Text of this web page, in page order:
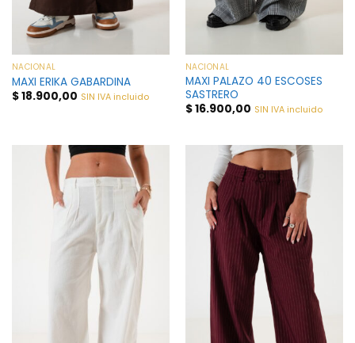
NACIONAL
MAXI ERIKA GABARDINA
$18.900,00 SIN IVA incluido
NACIONAL
MAXI PALAZO 40 ESCOSES
SASTRERO
$16.900,00 SIN IVA incluido